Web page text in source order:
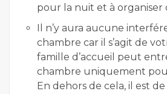
pour la nuit et à organiser
Il n’y aura aucune
chambre car il s’agit de
famille d’accueil peut
chambre uniquement
En dehors de cela, il est